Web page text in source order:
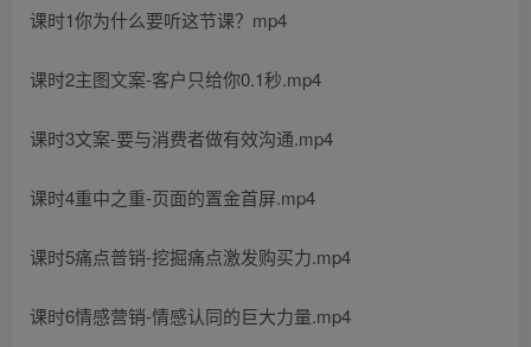
课时1你为什么要听这节课？mp4
课时2主图文案-客户只给你0.1秒.mp4
课时3文案-要与消费者做有效沟通.mp4
课时4重中之重-页面的置金首屏.mp4
课时5痛点普销-挖掘痛点激发购买力.mp4
课时6情感营销-情感认同的巨大力量.mp4